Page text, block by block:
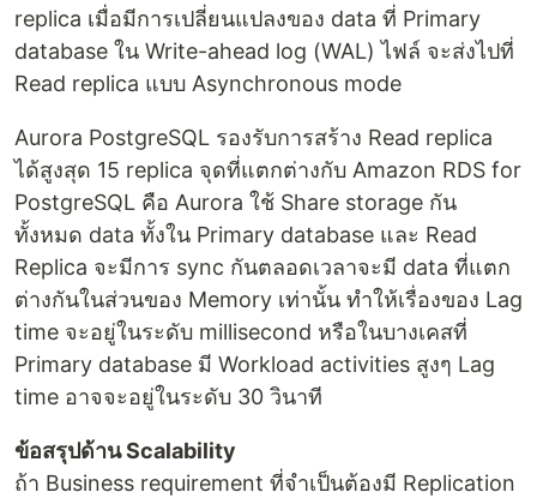
replica เมื่อมีการเปลี่ยนแปลงของ data ที่ Primary
database ใน Write-ahead log (WAL) ไฟล์ จะส่งไปที่
Read replica แบบ Asynchronous mode
Aurora PostgreSQL รองรับการสร้าง Read replica
ได้สูงสุด 15 replica จุดที่แตกต่างกับ Amazon RDS for
PostgreSQL คือ Aurora ใช้ Share storage กัน
ทั้งหมด data ทั้งใน Primary database และ Read
Replica จะมีการ sync กันตลอดเวลาจะมี data ที่แตก
ต่างกันในส่วนของ Memory เท่านั้น ทำให้เรื่องของ Lag
time จะอยู่ในระดับ millisecond หรือในบางเคสที่
Primary database มี Workload activities สูงๆ Lag
time อาจจะอยู่ในระดับ 30 วินาที
ข้อสรุปด้าน Scalability
ถ้า Business requirement ที่จำเป็นต้องมี Replication